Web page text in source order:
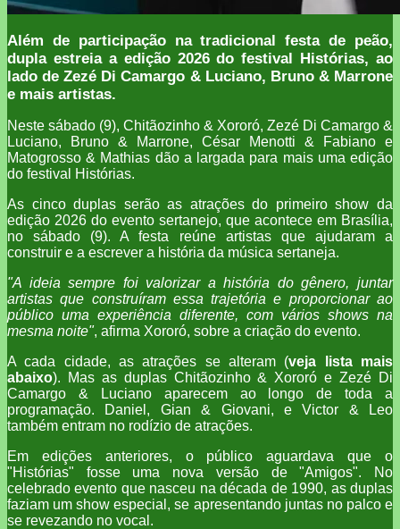
Além de participação na tradicional festa de peão,
dupla estreia a edição 2026 do festival Histórias, ao
lado de Zezé Di Camargo & Luciano, Bruno & Marrone
e mais artistas.
Neste sábado (9), Chitãozinho & Xororó, Zezé Di Camargo &
Luciano, Bruno & Marrone, César Menotti & Fabiano e
Matogrosso & Mathias dão a largada para mais uma edição
do festival Histórias.
As cinco duplas serão as atrações do primeiro show da
edição 2026 do evento sertanejo, que acontece em Brasília,
no sábado (9). A festa reúne artistas que ajudaram a
construir e a escrever a história da música sertaneja.
"A ideia sempre foi valorizar a história do gênero, juntar
artistas que construíram essa trajetória e proporcionar ao
público uma experiência diferente, com vários shows na
mesma noite", afirma Xororó, sobre a criação do evento.
A cada cidade, as atrações se alteram (veja lista mais
abaixo). Mas as duplas Chitãozinho & Xororó e Zezé Di
Camargo & Luciano aparecem ao longo de toda a
programação. Daniel, Gian & Giovani, e Victor & Leo
também entram no rodízio de atrações.
Em edições anteriores, o público aguardava que o
"Histórias" fosse uma nova versão de "Amigos". No
celebrado evento que nasceu na década de 1990, as duplas
faziam um show especial, se apresentando juntas no palco e
se revezando no vocal.